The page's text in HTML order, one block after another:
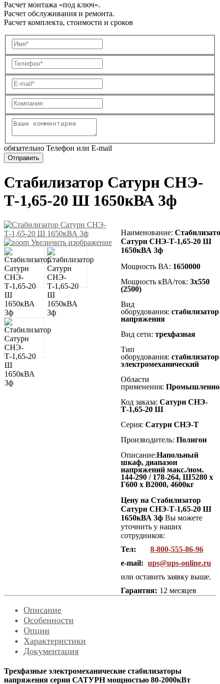
Расчет монтажа «под ключ».
Расчет обслуживания и ремонта.
Расчет комплекта, стоимости и сроков
обязательно Телефон или E-mail
Стабилизатор Сатурн СНЭ-
Т-1,65-20 Ш 1650кВА 3ф
Увеличить изображение
Наименование:
Сатурн СНЭ-Т-1,65-20 Ш
1650кВА 3ф
Мощность ВА: 1650000
Мощность кВА/ток: 3х550
(2500)
Вид
оборудования: стабилизатор
напряжения
Вид сети: трехфазная
Тип
оборудования: стабилизатор
электромеханический
Области
применения:
Код заказа: Сатурн СНЭ-
Т-1,65-20 Ш
Серия: Сатурн СНЭ-Т
Производитель: Полигон
Описание:Напольный
шкаф, диапазон
напряжений макс./ном.
144-290 / 178-264, Ш5280 x
Г600 x В2000, 4600кг
Цену на Стабилизатор
Сатурн СНЭ-Т-1,65-20 Ш
1650кВА 3ф Вы можете
уточнить у наших
сотрудников:
Тел:
8-800-555-86-96
e-mail: ups@ups-online.ru
или оставить заявку выше.
Гарантия: 12 месяцев
Описание
Особенности
Опции
Характеристики
Документация
Трехфазные электромеханические стабилизаторы
напряжения серии САТУРН мощностью 80-2000кВт